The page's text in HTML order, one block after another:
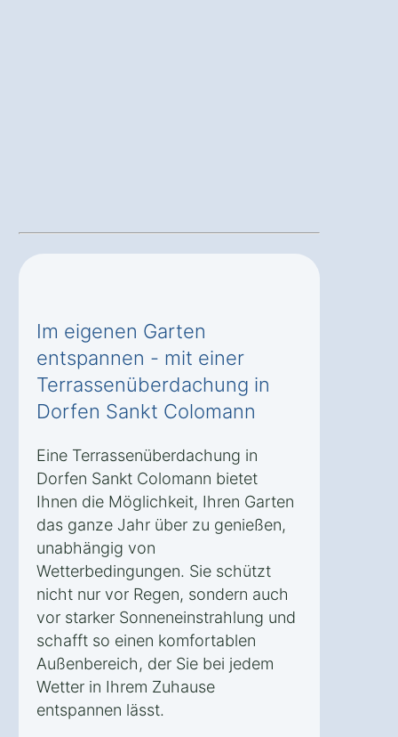
Im eigenen Garten
entspannen - mit einer
Terrassenüberdachung in
Dorfen Sankt Colomann
Eine Terrassenüberdachung in
Dorfen Sankt Colomann bietet
Ihnen die Möglichkeit, Ihren Garten
das ganze Jahr über zu genießen,
unabhängig von
Wetterbedingungen. Sie schützt
nicht nur vor Regen, sondern auch
vor starker Sonneneinstrahlung und
schafft so einen komfortablen
Außenbereich, der Sie bei jedem
Wetter in Ihrem Zuhause
entspannen lässt.